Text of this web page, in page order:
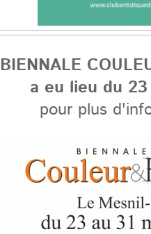
a eu lieu du
pour plus